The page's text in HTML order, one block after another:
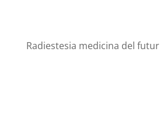
Radiestesia medicina del futur